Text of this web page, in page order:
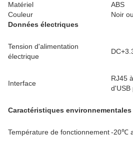
Matériel
ABS
Couleur
Noir
Données électriques
Tension d'alimentation
électrique
Interface
RJ45
d'USB
Caractéristiques environnementales
Température de fonctionnement-20℃